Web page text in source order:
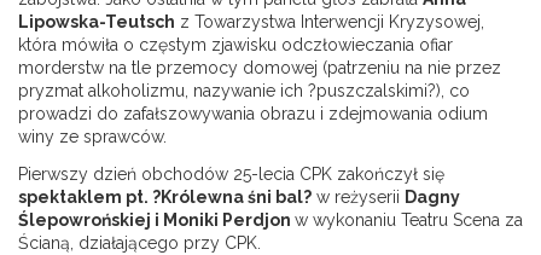
Lipowska-Teutsch z Towarzystwa Interwencji Kryzysowej,
która mówiła o częstym zjawisku odczłowieczania ofiar
morderstw na tle przemocy domowej (patrzeniu na nie przez
pryzmat alkoholizmu, nazywanie ich ?puszczalskimi?), co
prowadzi do zafałszowywania obrazu i zdejmowania odium
winy ze sprawców.
Pierwszy dzień obchodów 25-lecia CPK zakończył się
spektaklem pt. ?Królewna śni bal? w reżyserii Dagny
Ślepowrońskiej i Moniki Perdjon w wykonaniu Teatru Scena za
Ścianą, działającego przy CPK.